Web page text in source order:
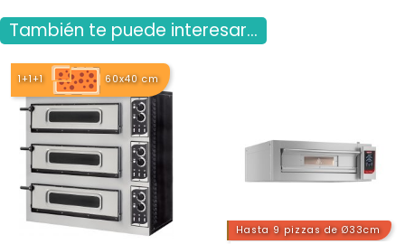
También te puede interesar...
1+1+1 60x40 cm
Hasta 9 pizzas de Ø33cm